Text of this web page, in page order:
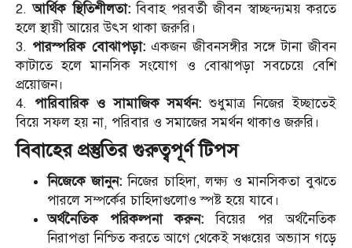
2.আর্থিক স্থিতিশীলতা:বিবাহ পরবর্তী জীবন স্বাচ্ছন্দ্যময় করতে
হলে স্থায়ী আয়ের উৎস থাকা জরুরি।
3. পারস্পরিক বোঝাপড়া:একজন জীবনসঙ্গীর সঙ্গে টানা জীবন
কাটাতে হলে মানসিক সংযোগ ও বোঝাপড়া সবচেয়ে বেশি
প্রয়োজন।
4. পারিবারিক ও সামাজিক সমর্থন: শুধুমাত্র নিজের ইচ্ছাতেই
বিয়ে সফল হয় না, পরিবার ও সমাজের সমর্থন থাকাও জরুরি।
বিবাহের প্রস্তুতির গুরুত্বপূর্ণ টিপস
নিজেকে জানুন:নিজের চাহিদা, লক্ষ্য ও মানসিকতা বুঝতে
পারলে সম্পর্কের চাহিদাগুলোও স্পষ্ট হয়ে যাবে।
অর্থনৈতিক পরিকল্পনা করুন: বিয়ের পর অর্থনৈতিক
নিরাপত্তা নিশ্চিত করতে আগে থেকেই সঞ্চয়ের অভ্যাস গড়ে